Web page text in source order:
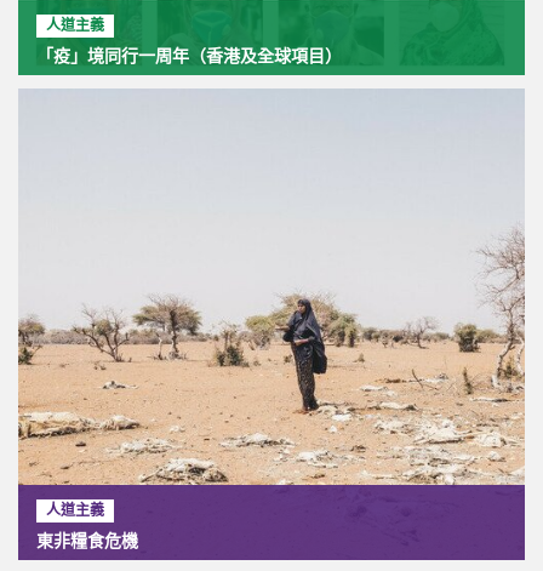
人道主義
「疫」境同行一周年（香港及全球項目）
人道主義
東非糧食危機